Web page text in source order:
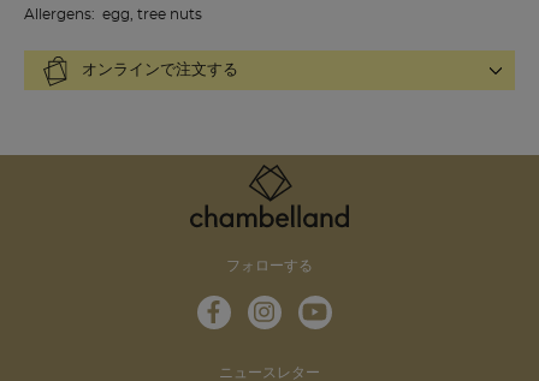
Allergens: egg, tree nuts
オンラインで注文する
フォローする
ニュースレター